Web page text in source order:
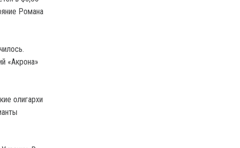
Романа
«Акрона»
олигархи